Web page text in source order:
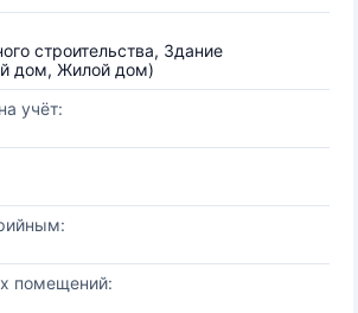
строительства, Здание
дом, Жилой дом)
учёт:
помещений: